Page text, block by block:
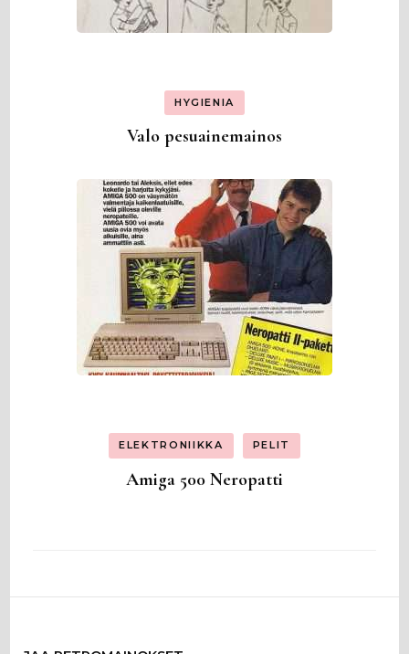
HYGIENIA
Valo pesuainemainos
ELEKTRONIIKKA PELIT
Amiga 500 Neropatti